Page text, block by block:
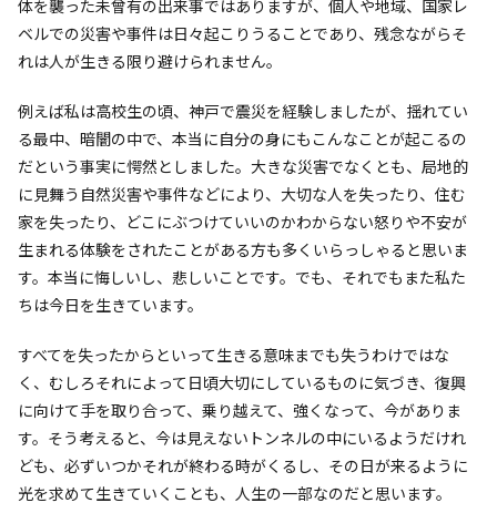
体を襲った未曾有の出来事ではありますが、個人や地域、国家レ
ベルでの災害や事件は日々起こりうることであり、残念ながらそ
れは人が生きる限り避けられません。
例えば私は高校生の頃、神戸で震災を経験しましたが、揺れてい
る最中、暗闇の中で、本当に自分の身にもこんなことが起こるの
だという事実に愕然としました。大きな災害でなくとも、局地的
に見舞う自然災害や事件などにより、大切な人を失ったり、住む
家を失ったり、どこにぶつけていいのかわからない怒りや不安が
生まれる体験をされたことがある方も多くいらっしゃると思いま
す。本当に悔しいし、悲しいことです。でも、それでもまた私た
ちは今日を生きています。
すべてを失ったからといって生きる意味までも失うわけではな
く、むしろそれによって日頃大切にしているものに気づき、復興
に向けて手を取り合って、乗り越えて、強くなって、今がありま
す。そう考えると、今は見えないトンネルの中にいるようだけれ
ども、必ずいつかそれが終わる時がくるし、その日が来るように
光を求めて生きていくことも、人生の一部なのだと思います。